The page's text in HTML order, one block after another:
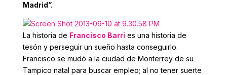
Madrid”.
La historia de Francisco Barri es una historia de
tesón y perseguir un sueño hasta conseguirlo.
Francisco se mudó a la ciudad de Monterrey de su
Tampico natal para buscar empleo; al no tener suerte